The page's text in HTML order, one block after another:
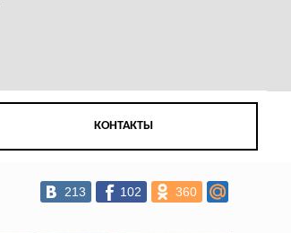
КОНТАКТЫ
213 102 360